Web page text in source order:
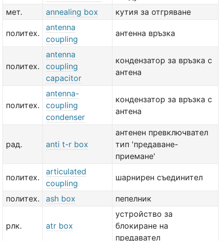
мет.
annealing box кутия за отгряване
политех.
antenna
coupling
антенна връзка
политех.
antenna
coupling
capacitor
кондензатор за връзка с
антена
политех.
antenna-
coupling
condenser
кондензатор за връзка с
антена
рад. anti t-r box
антенен превключвател
тип 'предаване-
приемане'
политех.
articulated
coupling
шарнирен съединител
политех. ash box пепелник
рлк. atr box
устройство за
блокиране на
предавател